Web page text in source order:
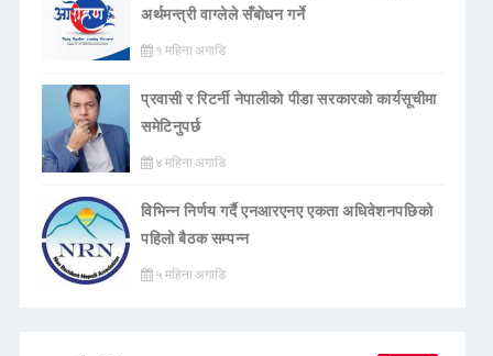
अर्थमन्त्री वाग्लेले सँबोधन गर्ने
१ महिना अगाडि
प्रवासी र रिटर्नी नेपालीको पीडा सरकारको कार्यसूचीमा
समेटिनुपर्छ
४ महिना अगाडि
विभिन्न निर्णय गर्दै एनआरएनए एकता अधिवेशनपछिको
पहिलो बैठक सम्पन्न
५ महिना अगाडि